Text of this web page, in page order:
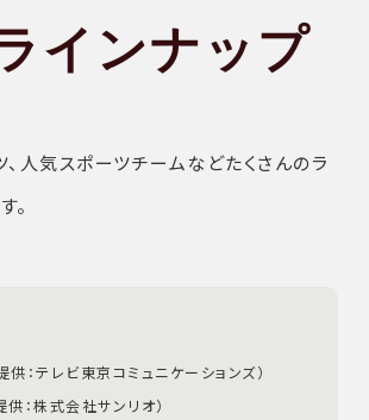
インナップ
、人気スポーツチームなどたくさんのラ
。
：テレビ東京コミュニケーションズ）
供：株式会社サンリオ）